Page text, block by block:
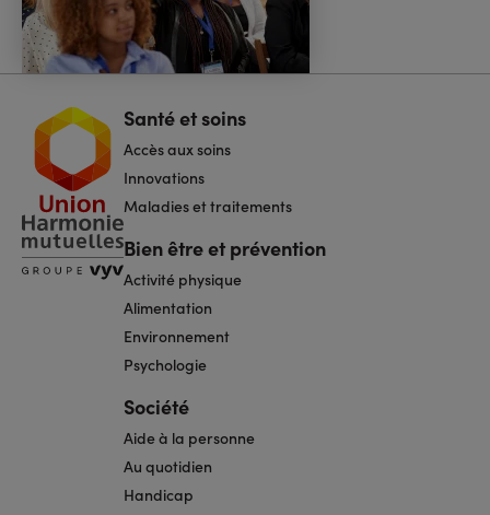
Navigation
de
page
Santé et soins
Accès aux soins
Innovations
Maladies et traitements
Bien être et prévention
Activité physique
Alimentation
Environnement
Psychologie
Société
Aide à la personne
Au quotidien
Handicap